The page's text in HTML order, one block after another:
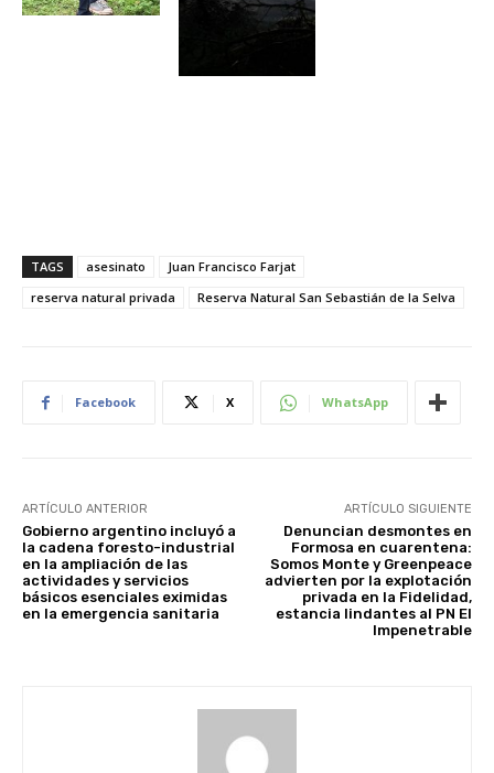
TAGS asesinato
Juan Francisco Farjat
reserva natural privada
Reserva Natural San Sebastián de la Selva
Facebook X WhatsApp
ARTÍCULO ANTERIOR
Gobierno argentino incluyó a
la cadena foresto-industrial
en la ampliación de las
actividades y servicios
básicos esenciales eximidas
en la emergencia sanitaria
ARTÍCULO SIGUIENTE
Denuncian desmontes en
Formosa en cuarentena:
Somos Monte y Greenpeace
advierten por la explotación
privada en la Fidelidad,
estancia lindantes al PN El
Impenetrable